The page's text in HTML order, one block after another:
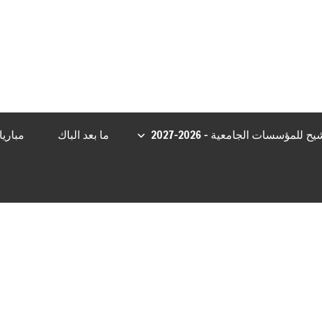
الجامعية – 2026-2027 ما بعد الباك